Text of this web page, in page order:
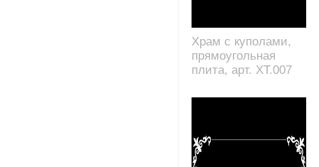
Храм с куполами,
прямоугольная
плита, арт. XT.007